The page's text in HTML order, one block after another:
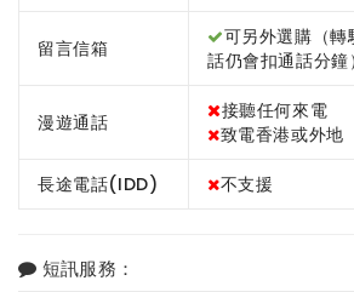
留言信箱
可另外選購（轉
話仍會扣通話分鐘）
漫遊通話
接聽任何來電
致電香港或外地
長途電話(IDD) 不支援
短訊服務：